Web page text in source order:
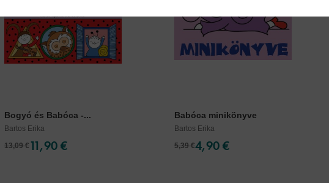
Bogyó és Babóca -...
Bartos Erika
13,09 €11,90 €
Babóca minikönyve
Bartos Erika
5,39 €4,90 €